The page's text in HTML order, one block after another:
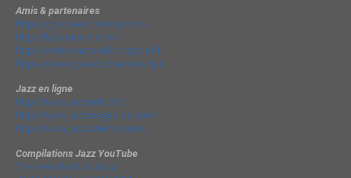
Amis & partenaires
https://groovesidestory.com/
http://lyon-music.com/
http://chrischarpenel.blogspot.fr
https://www.yvesdorison.net/q-r
Jazz en ligne
http://www.jazzradio.fr/
http://www.jazzmagazine.com/
http://www.jazzavienne.com/
Compilations Jazz YouTube
The Very Best of Jazz